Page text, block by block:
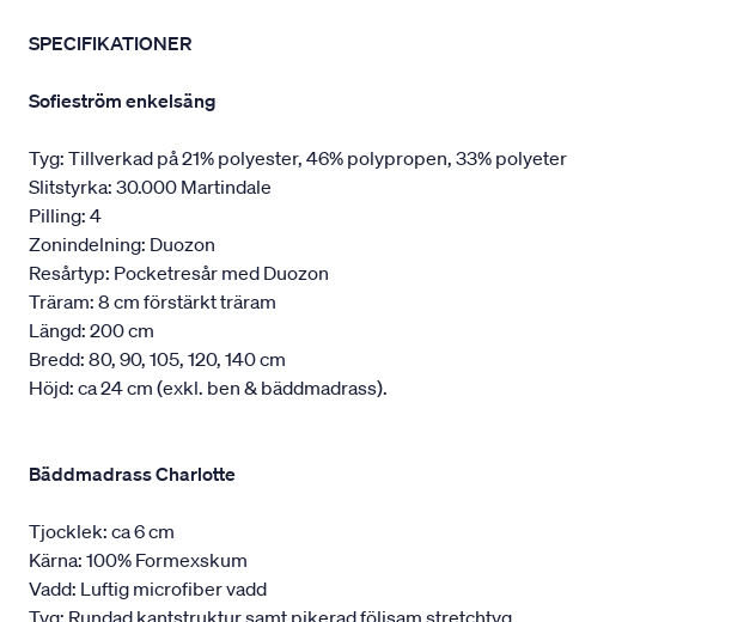
SPECIFIKATIONER
Sofieström enkelsäng
Tyg: Tillverkad på 21% polyester, 46% polypropen, 33% polyeter
Slitstyrka: 30.000 Martindale
Pilling: 4
Zonindelning: Duozon
Resårtyp: Pocketresår med Duozon
Träram: 8 cm förstärkt träram
Längd: 200 cm
Bredd: 80, 90, 105, 120, 140 cm
Höjd: ca 24 cm (exkl. ben & bäddmadrass).
Bäddmadrass Charlotte
Tjocklek: ca 6 cm
Kärna: 100% Formexskum
Vadd: Luftig microfiber vadd